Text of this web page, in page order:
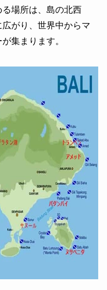
場所は、島の北西
がり、世界中からマ
集まります。